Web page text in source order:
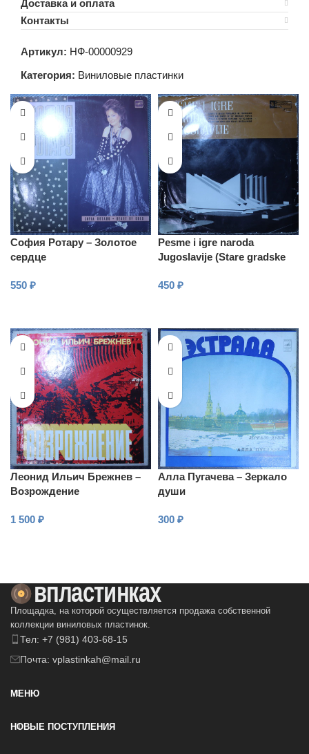
Доставка и оплата
Контакты
Артикул: НФ-00000929
Категория: Виниловые пластинки
София Ротару – Золотое
сердце
550 ₽
Pesme i igre naroda
Jugoslavije (Stare gradske
450 ₽
Леонид Ильич Брежнев –
Возрождение
1 500 ₽
Алла Пугачева – Зеркало
души
300 ₽
Площадка, на которой осуществляется продажа собственной
коллекции виниловых пластинок.
Тел: +7 (981) 403-68-15
Почта: vplastinkah@mail.ru
МЕНЮ
НОВЫЕ ПОСТУПЛЕНИЯ